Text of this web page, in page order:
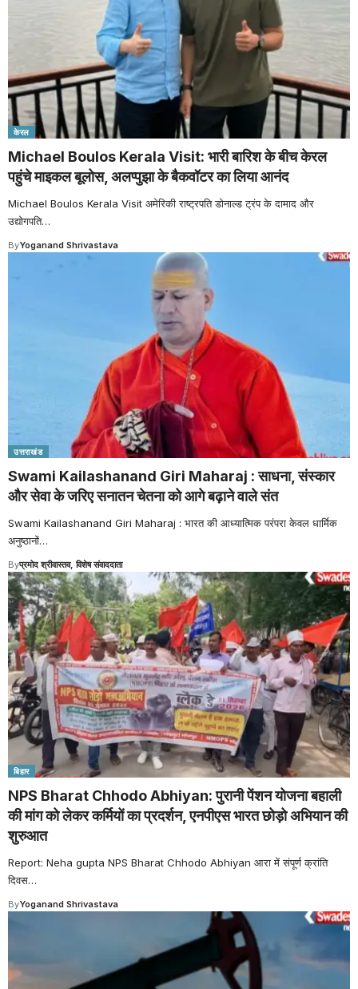
केरल
Michael Boulos Kerala Visit: भारी बारिश के बीच केरल
पहुंचे माइकल बूलोस, अलप्पुझा के बैकवॉटर का लिया आनंद
Michael Boulos Kerala Visit अमेरिकी राष्ट्रपति डोनाल्ड ट्रंप के दामाद और
उद्योगपति…
ByYoganand Shrivastava
उत्तराखंड
Swami Kailashanand Giri Maharaj : साधना, संस्कार
और सेवा के जरिए सनातन चेतना को आगे बढ़ाने वाले संत
Swami Kailashanand Giri Maharaj : भारत की आध्यात्मिक परंपरा केवल धार्मिक
अनुष्ठानों…
Byप्रमोद श्रीवास्तव, विशेष संवाददाता
बिहार
NPS Bharat Chhodo Abhiyan: पुरानी पेंशन योजना बहाली
की मांग को लेकर कर्मियों का प्रदर्शन, एनपीएस भारत छोड़ो अभियान की
शुरुआत
Report: Neha gupta NPS Bharat Chhodo Abhiyan आरा में संपूर्ण क्रांति
दिवस…
ByYoganand Shrivastava